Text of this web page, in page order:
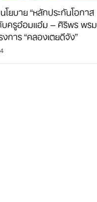
ยบาย “หลักประกันโอกาส
บครูอ๋อมแอ๋ม – ศิริพร พรม
รงการ “คลองเตยดีจัง”